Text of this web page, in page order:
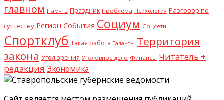
главном Память Праздник Проблема Психология Разговор по
существу Регион События Социум Соцсети
Спортклуб Такая работа Таланты Территория
закона Угол зрения Уголовное дело Финансы Читатель +
редакция Экономика